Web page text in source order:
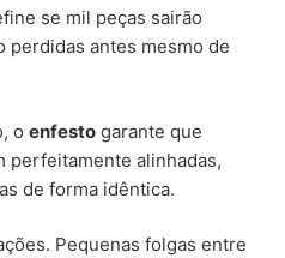
se mil peças sairão
perdidas antes mesmo de
o enfesto garante que
perfeitamente alinhadas,
de forma idêntica.
Pequenas folgas entre